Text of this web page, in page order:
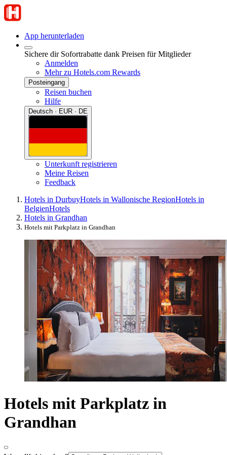
App herunterladen
Sichere dir Sofortrabatte dank Preisen für Mitglieder
Anmelden
Mehr zu Hotels.com Rewards
Posteingang
Reisen buchen
Hilfe
Deutsch · EUR · DE
Unterkunft registrieren
Meine Reisen
Feedback
Hotels in DurbuyHotels in Wallonische RegionHotels in
BelgienHotels
Hotels in Grandhan
Hotels mit Parkplatz in Grandhan
Hotels mit Parkplatz in
Grandhan